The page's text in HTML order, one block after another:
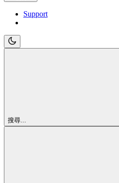
Support
搜尋...